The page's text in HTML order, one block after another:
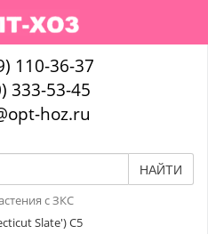
110-36-37
333-53-45
hoz.ru
НАЙТИ
с ЗКС
Slate') С5